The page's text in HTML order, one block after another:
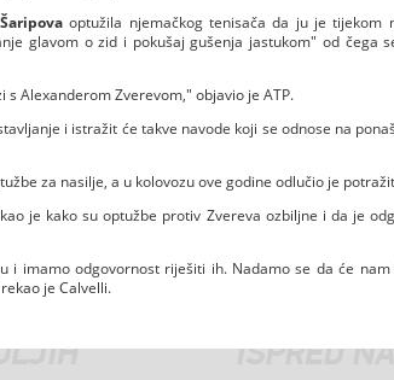
Šaripovaoptužila njemačkog tenisača da ju je tijekom
glavom o zid i pokušaj gušenja jastukom" od čega
Alexanderom Zverevom," objavio je ATP.
i istražit će takve navode koji se odnose na
za nasilje, a u kolovozu ove godine odlučio je
je kako su optužbe protiv Zvereva ozbiljne i da je
i imamo odgovornost riješiti ih. Nadamo se da će
je Calvelli.